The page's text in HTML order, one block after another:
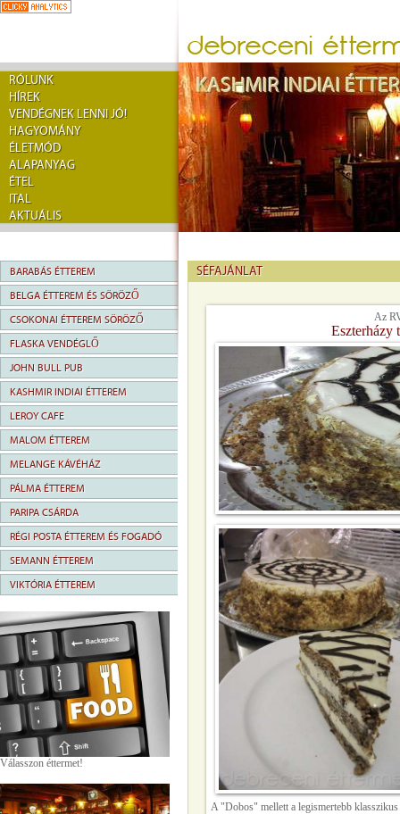
RÓLUNK
HÍREK
VENDÉGNEK LENNI JÓ!
HAGYOMÁNY
ÉLETMÓD
ALAPANYAG
ÉTEL
ITAL
AKTUÁLIS
BARABÁS ÉTTEREM
BELGA ÉTTEREM ÉS SÖRÖZŐ
CSOKONAI ÉTTEREM SÖRÖZŐ
FLASKA VENDÉGLŐ
JOHN BULL PUB
KASHMIR INDIAI ÉTTEREM
LEROY CAFE
MALOM ÉTTEREM
MELANGE KÁVÉHÁZ
PÁLMA ÉTTEREM
PARIPA CSÁRDA
RÉGI POSTA ÉTTEREM ÉS FOGADÓ
SEMANN ÉTTEREM
VIKTÓRIA ÉTTEREM
Válasszon éttermet!
SÉFAJÁNLAT
Az
Eszterházy
A "Dobos" mellett a legismertebb